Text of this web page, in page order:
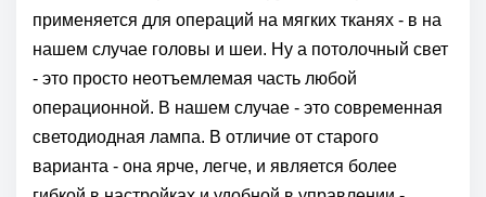
применяется для операций на мягких тканях - в на
нашем случае головы и шеи. Ну а потолочный свет
- это просто неотъемлемая часть любой
операционной. В нашем случае - это современная
светодиодная лампа. В отличие от старого
варианта - она ярче, легче, и является более